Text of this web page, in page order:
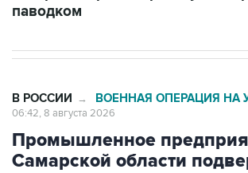
Промышленное
Самарской области
атаке БПЛА